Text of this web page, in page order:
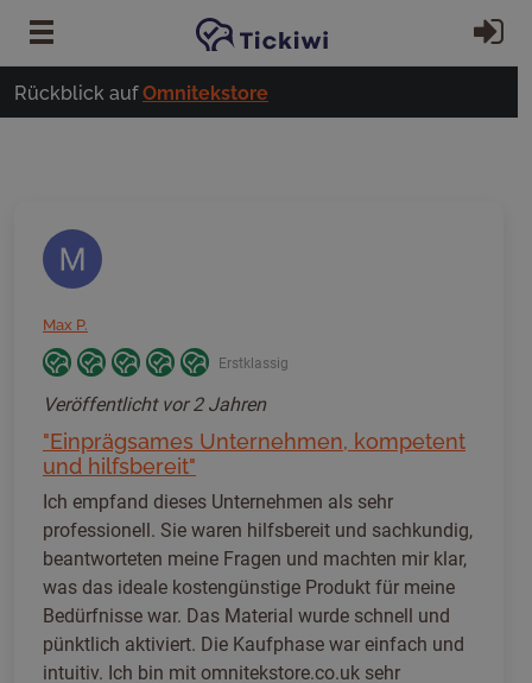
Zum Hauptinhalt springen
Rückblick aufOmnitekstore
Max P.
Erstklassig
Veröffentlicht vor 2 Jahren
"Einprägsames Unternehmen, kompetent
und hilfsbereit"
Ich empfand dieses Unternehmen als sehr
professionell. Sie waren hilfsbereit und sachkundig,
beantworteten meine Fragen und machten mir klar,
was das ideale kostengünstige Produkt für meine
Bedürfnisse war. Das Material wurde schnell und
pünktlich aktiviert. Die Kaufphase war einfach und
intuitiv. Ich bin mit omnitekstore.co.uk sehr